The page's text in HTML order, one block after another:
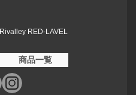
Rivalley RED-LAVEL
商品一覧